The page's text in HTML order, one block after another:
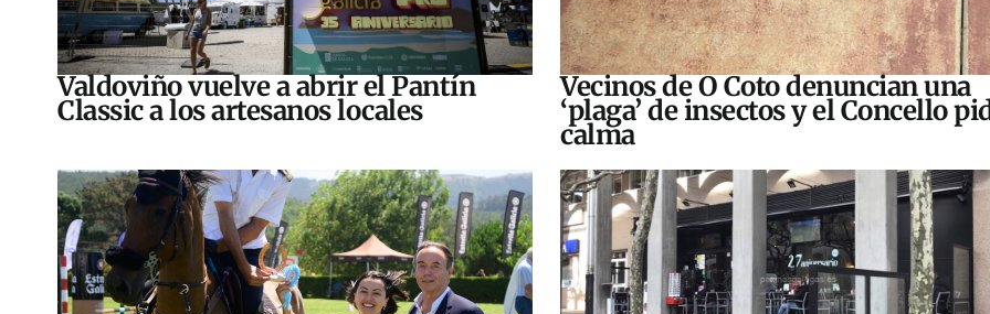
Valdoviño vuelve a abrir el Pantín
Classic a los artesanos locales
Vecinos de O Coto denuncian una
‘plaga’ de insectos y el Concello
calma